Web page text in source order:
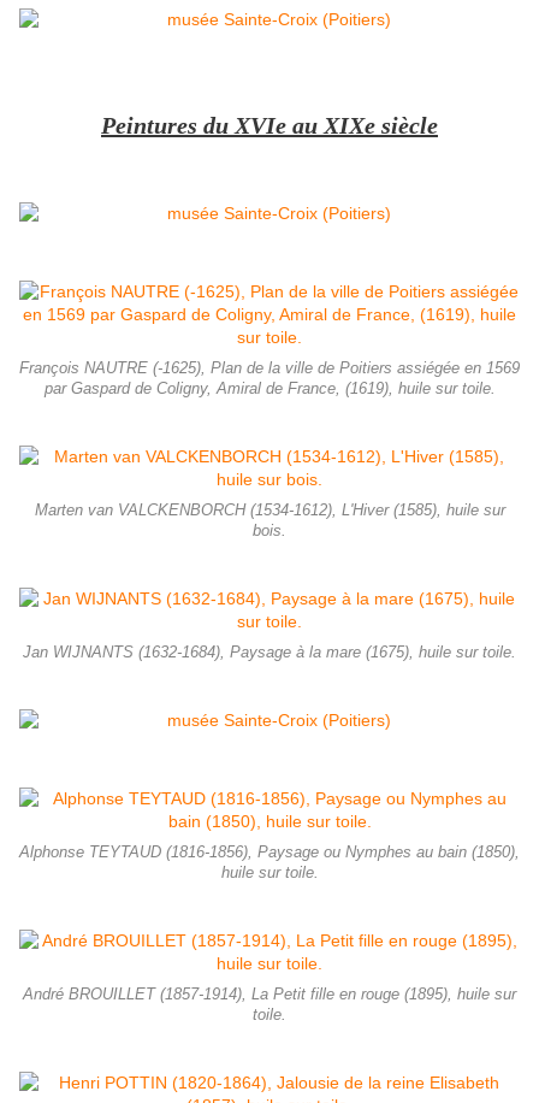
Peintures du XVIe au XIXe siècle
François NAUTRE (-1625), Plan de la ville de Poitiers assiégée en 1569
par Gaspard de Coligny, Amiral de France, (1619), huile sur toile.
Marten van VALCKENBORCH (1534-1612), L'Hiver (1585), huile sur
bois.
Jan WIJNANTS (1632-1684), Paysage à la mare (1675), huile sur toile.
Alphonse TEYTAUD (1816-1856), Paysage ou Nymphes au bain (1850),
huile sur toile.
André BROUILLET (1857-1914), La Petit fille en rouge (1895), huile sur
toile.